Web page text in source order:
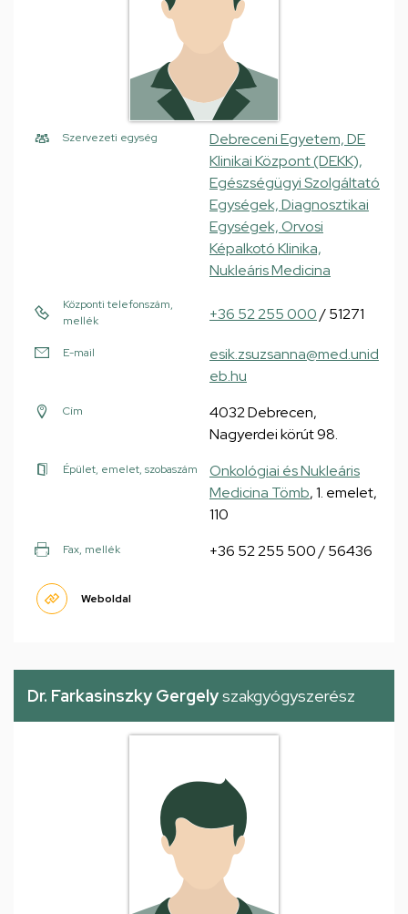
Szervezeti egység
Debreceni Egyetem, DE
Klinikai Központ (DEKK),
Egészségügyi Szolgáltató
Egységek, Diagnosztikai
Egységek, Orvosi
Képalkotó Klinika,
Nukleáris Medicina
Központi telefonszám,
mellék
+36 52 255 000/ 51271
E-mail
esik.zsuzsanna@med.unid
eb.hu
Cím
4032 Debrecen,
Nagyerdei körút 98.
Épület, emelet, szobaszám
Onkológiai és Nukleáris
Medicina Tömb, 1. emelet,
110
Fax, mellék +36 52 255 500 / 56436
Weboldal
Dr. Farkasinszky Gergelyszakgyógyszerész